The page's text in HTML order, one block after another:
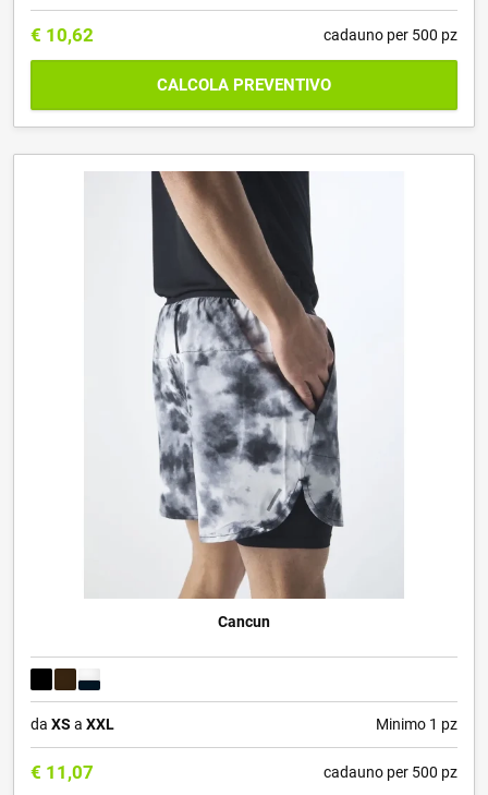
€ 10,62 cadauno per 500 pz
CALCOLA PREVENTIVO
Cancun
da XS a XXL Minimo 1 pz
€ 11,07 cadauno per 500 pz